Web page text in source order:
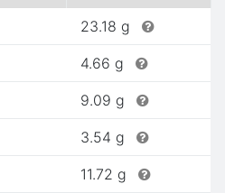
23.18 g
4.66 g
9.09 g
3.54 g
11.72 g